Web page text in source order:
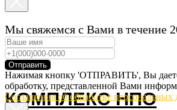
КОМПЛЕКС НПО
Мы свяжемся с Вами в течение
Отправить
Нажимая кнопку 'ОТПРАВИТЬ', Вы даете
обработку, представленной Вами
Соглашения об обработке персональных